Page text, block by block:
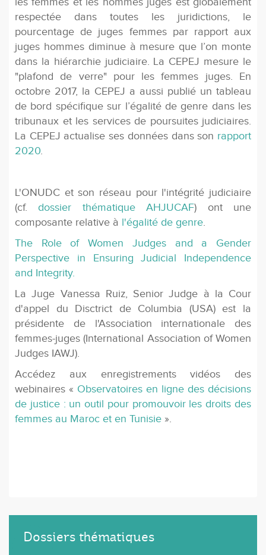
respectée dans toutes les juridictions, le
pourcentage de juges femmes par rapport aux
juges hommes diminue à mesure que l’on monte
dans la hiérarchie judiciaire. La CEPEJ mesure le
"plafond de verre" pour les femmes juges. En
octobre 2017, la CEPEJ a aussi publié un tableau
de bord spécifique sur l’égalité de genre dans les
tribunaux et les services de poursuites judiciaires.
La CEPEJ actualise ses données dans son rapport
2020.
L'ONUDC et son réseau pour l'intégrité judiciaire
(cf.dossier thématique AHJUCAF) ont une
composante relative à l'égalité de genre.
The Role of Women Judges and a Gender
Perspective in Ensuring Judicial Independence
and Integrity.
La Juge Vanessa Ruiz, Senior Judge à la Cour
d'appel du Disctrict de Columbia (USA) est la
présidente de l'Association internationale des
femmes-juges (International Association of Women
Judges IAWJ).
Accédez aux enregistrements vidéos des
webinaires « Observatoires en ligne des décisions
de justice : un outil pour promouvoir les droits des
femmes au Maroc et en Tunisie ».
Dossiers thématiques